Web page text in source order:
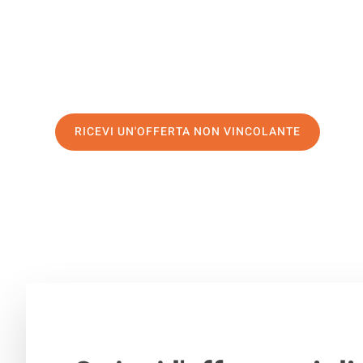
RICEVI UN'OFFERTA NON VINCOLANTE